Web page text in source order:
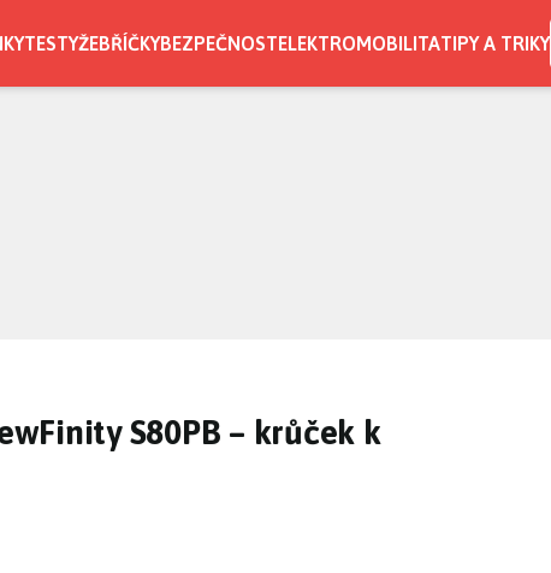
TESTYŽEBŘÍČKYBEZPEČNOSTELEKTROMOBILITATIPY A TRIKY
S80PB – krůček k